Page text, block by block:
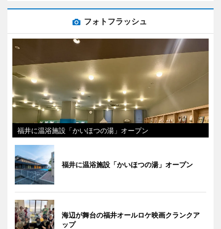
フォトフラッシュ
福井に温浴施設「かいほつの湯」オープン
福井に温浴施設「かいほつの湯」オープン
海辺が舞台の福井オールロケ映画クランクア
ップ